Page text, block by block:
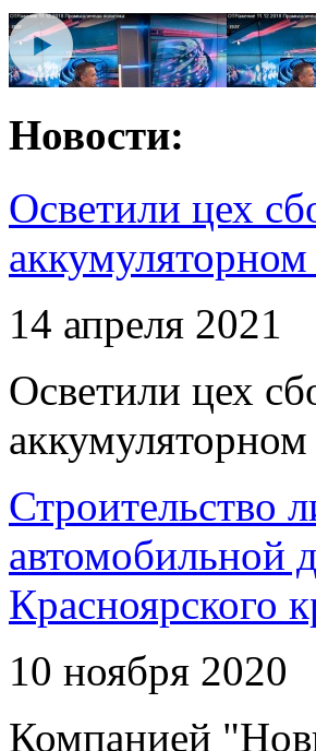
Новости:
Осветили цех
14 апреля 2021
Осветили цех
Строительство
автомобильной
Красноярского
10 ноября 2020
Компанией